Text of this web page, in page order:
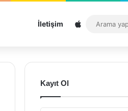
İletişim Sitemap
Kayıt Ol